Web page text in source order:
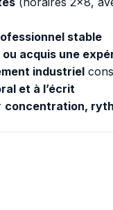
stable
acquis une
industriel
et à l’écrit
concentration,